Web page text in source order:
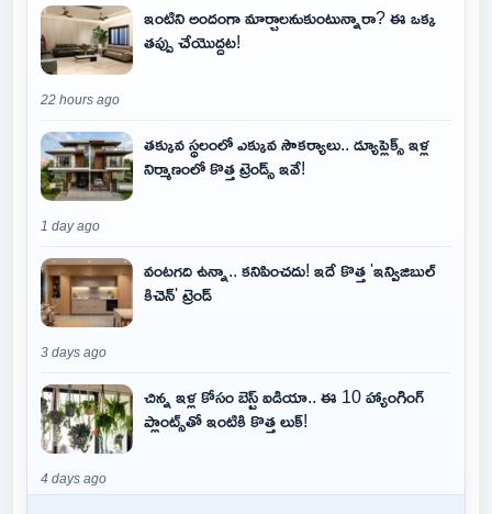
ఇంటిని అందంగా మార్చాలనుకుంటున్నారా? ఈ ఒక్క
తప్పు చేయొద్దట!
22 hours ago
తక్కువ స్థలంలో ఎక్కువ సౌకర్యాలు.. డ్యూప్లెక్స్ ఇళ్ల
నిర్మాణంలో కొత్త ట్రెండ్స్ ఇవే!
1 day ago
వంటగది ఉన్నా.. కనిపించదు! ఇదే కొత్త 'ఇన్విజిబుల్
కిచెన్' ట్రెండ్
3 days ago
చిన్న ఇళ్ల కోసం బెస్ట్ ఐడియా.. ఈ 10 హ్యాంగింగ్
ప్లాంట్స్‌తో ఇంటికి కొత్త లుక్!
4 days ago